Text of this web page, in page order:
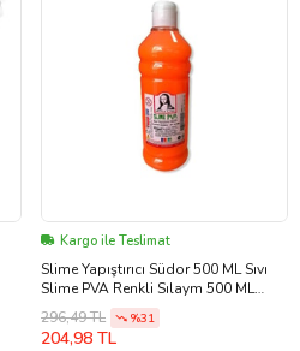
Kargo ile Teslimat
Slime Yapıştırıcı Südor 500 ML Sıvı
Slime PVA Renkli Sılaym 500 ML
(Turuncu)
296,49 TL %31
204,98 TL